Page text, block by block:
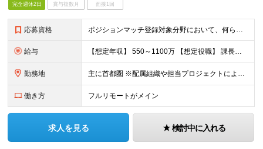
完全週休2日 賞与複数月 面接1回
応募資格 ポジションマッチ登録対象分野において、何らかの知識・経験がある方 【活かせる経験・スキル】 下記いずれかの領域における何かしらの経験／スキル ・ITコンサルタント ・プロジェクトマネージャー ・I
給与 【想定年収】 550～1100万 【想定役職】 課長代理 主任 一般 ※これまでの経験・年齢などを考慮し、当社給与規則に基づき決定します。 ※残業手当 一般社員（定型勤務・フレックスタイム制）の
勤務地 主に首都圏 ※配属組織や担当プロジェクトにより異なります
働き方 フルリモートがメイン
求人を見る 検討中に入れる